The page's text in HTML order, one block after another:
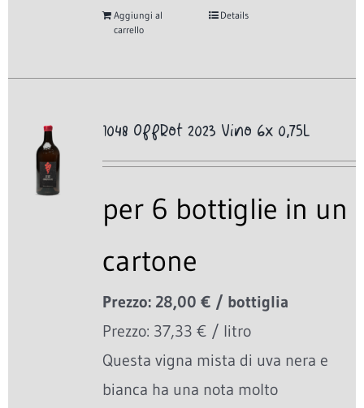
Aggiungi al
carrello
Details
1048 OffRot 2023 Vino 6x 0,75L
per 6 bottiglie in un
cartone
Prezzo: 28,00 € / bottiglia
Prezzo: 37,33 € / litro
Questa vigna mista di uva nera e
bianca ha una nota molto